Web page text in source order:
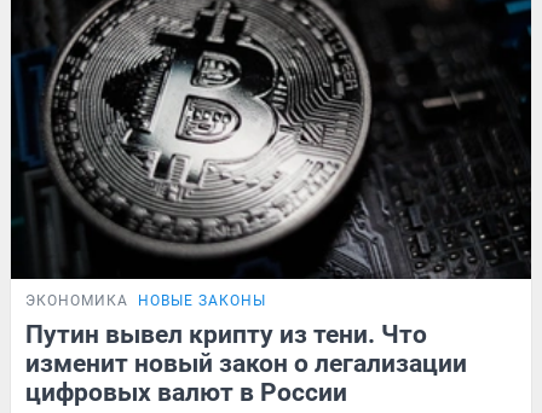
ЭКОНОМИКА НОВЫЕ ЗАКОНЫ
Путин вывел крипту из тени. Что
изменит новый закон о легализации
цифровых валют в России